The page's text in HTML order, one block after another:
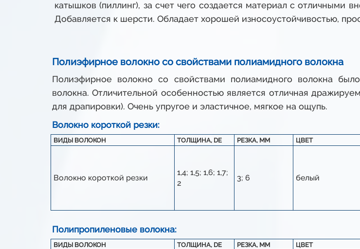
катышков (пиллинг), за счет чего создается материал с отличными
Добавляется к шерсти. Обладает хорошей износоустойчивостью,
Полиэфирное волокно со свойствами полиамидного волокна
Полиэфирное волокно со свойствами полиамидного волокна
волокна. Отличительной особенностью является отличная
для драпировки). Очень упругое и эластичное, мягкое на ощупь.
Волокно короткой резки:
ВИДЫ ВОЛОКОН ТОЛЩИНА, DE РЕЗКА, ММ ЦВЕТ
Волокно короткой резки
1,4; 1,5; 1,6; 1,7;
2
3; 6 белый
Полипропиленовые волокна:
ВИДЫ ВОЛОКОН ТОЛЩИНА, DE РЕЗКА, ММ ЦВЕТ